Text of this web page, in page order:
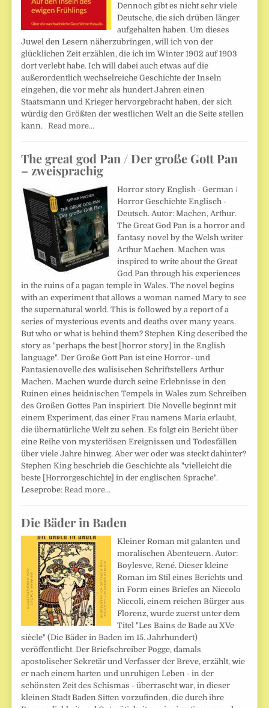
Dennoch gibt es nicht sehr viele
Deutsche, die sich drüben länger
aufgehalten haben. Um dieses
Juwel den Lesern näherzubringen, will ich von der
glücklichen Zeit erzählen, die ich im Winter 1902 auf 1903
dort verlebt habe. Ich will dabei auch etwas auf die
außerordentlich wechselreiche Geschichte der Inseln
eingehen, die vor mehr als hundert Jahren einen
Staatsmann und Krieger hervorgebracht haben, der sich
würdig den Größten der westlichen Welt an die Seite stellen
kann. Read more…
The great god Pan / Der große Gott Pan
– zweisprachig
Horror story English - German /
Horror Geschichte Englisch -
Deutsch. Autor: Machen, Arthur.
The Great God Pan is a horror and
fantasy novel by the Welsh writer
Arthur Machen. Machen was
inspired to write about the Great
God Pan through his experiences
in the ruins of a pagan temple in Wales. The novel begins
with an experiment that allows a woman named Mary to see
the supernatural world. This is followed by a report of a
series of mysterious events and deaths over many years.
But who or what is behind them? Stephen King described the
story as "perhaps the best [horror story] in the English
language". Der Große Gott Pan ist eine Horror- und
Fantasienovelle des walisischen Schriftstellers Arthur
Machen. Machen wurde durch seine Erlebnisse in den
Ruinen eines heidnischen Tempels in Wales zum Schreiben
des Großen Gottes Pan inspiriert. Die Novelle beginnt mit
einem Experiment, das einer Frau namens Maria erlaubt,
die übernatürliche Welt zu sehen. Es folgt ein Bericht über
eine Reihe von mysteriösen Ereignissen und Todesfällen
über viele Jahre hinweg. Aber wer oder was steckt dahinter?
Stephen King beschrieb die Geschichte als "vielleicht die
beste [Horrorgeschichte] in der englischen Sprache".
Leseprobe: Read more…
Die Bäder in Baden
Kleiner Roman mit galanten und
moralischen Abenteuern. Autor:
Boylesve, René. Dieser kleine
Roman im Stil eines Berichts und
in Form eines Briefes an Niccolo
Niccoli, einem reichen Bürger aus
Florenz, wurde zuerst unter dem
Titel "Les Bains de Bade au XVe
siècle" (Die Bäder in Baden im 15. Jahrhundert)
veröffentlicht. Der Briefschreiber Pogge, damals
apostolischer Sekretär und Verfasser der Breve, erzählt, wie
er nach einem harten und unruhigen Leben - in der
schönsten Zeit des Schismas - überrascht war, in dieser
kleinen Stadt Baden Sitten vorzufinden, die durch ihre